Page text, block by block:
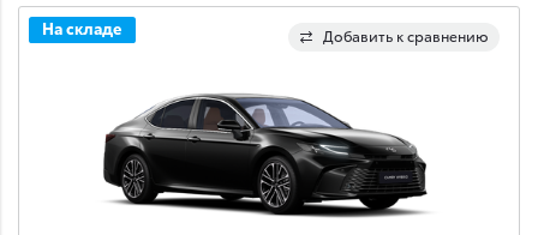
Добавить к сравнению
На складе